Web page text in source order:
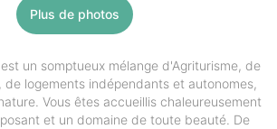
Plus de photos
un somptueux mélange d'Agriturisme, de
de logements indépendants et autonomes,
Vous êtes accueillis chaleureusement
et un domaine de toute beauté. De